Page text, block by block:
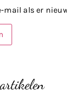
mail als er